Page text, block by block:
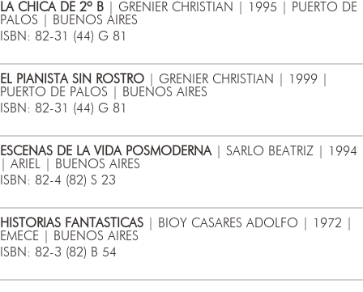
LA CHICA DE 2º B | GRENIER CHRISTIAN | 1995 | PUERTO DE
PALOS | BUENOS AIRES
ISBN: 82-31 (44) G 81
EL PIANISTA SIN ROSTRO | GRENIER CHRISTIAN | 1999 |
PUERTO DE PALOS | BUENOS AIRES
ISBN: 82-31 (44) G 81
ESCENAS DE LA VIDA POSMODERNA | SARLO BEATRIZ | 1994
| ARIEL | BUENOS AIRES
ISBN: 82-4 (82) S 23
HISTORIAS FANTASTICAS | BIOY CASARES ADOLFO | 1972 |
EMECE | BUENOS AIRES
ISBN: 82-3 (82) B 54